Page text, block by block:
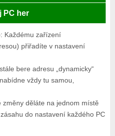
PC her
: Každému zařízení
přiřadíte v nastavení
bere adresu „dynamicky“
vždy tu samou,
změny děláte na jednom místě
do nastavení každého PC